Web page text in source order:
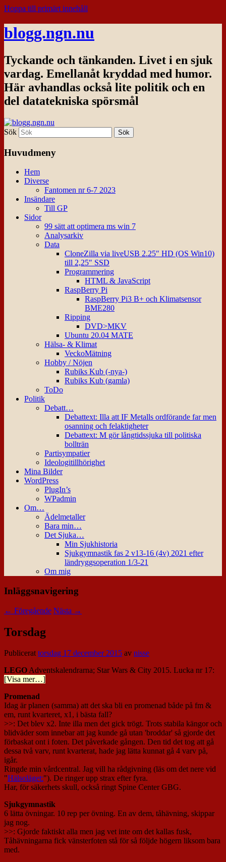
Hoppa till primärt innehåll
blogg.ngn.nu
Tyckande och tänkanden. Livet i en sjuk
vardag. Emellanåt kryddad med humor.
Här avhandlas också lite politik och en
del datatekniska spörsmål
Sök
Huvudmeny
Hem
Diverse
Fantomen nr 6-7 2023
Insändare
Till GP
Sidor
99 sätt att optimera ms win 7
Analysarkiv
Data
CloneZilla via liveUSB 2.25″ HD (OS Win10)
till 2,25″ SSD
Programmering
HTML & JavaScript
RaspBerry Pi
RaspBerry Pi3 B+ och Klimatsensor
BME280
Ripping
DVD>MKV
Ubuntu 20.04 MATE
Hälsa- & Klimat
VeckoMätning
Hobby / Nöjen
Rubiks Kub (-nya-)
Rubiks Kub (gamla)
ToDo
Politik
Debatt…
Debattext: Illa att IF Metalls ordförande far men
osanning och felaktigheter
Debattext: M gör långtidssjuka till politiska
bollträn
Partisympatier
Ideologitillhörighet
Mina Bilder
WordPress
PlugIn’s
WPadmin
Om…
Ädelmetaller
Bara min…
Det Sjuka…
Min Sjukhistoria
Sjukgymnastik fas 2 v13-16 (4v) 2021 efter
ländryggsoperation 1/3-21
Om mig
Inläggsnavigering
← Föregående Nästa →
Torsdag
Publicerattorsdag 17 december 2015 av nisse
LEGOAdventskalendrarna; Star Wars & City 2015. Lucka nr 17:
[Visa mer…]
Promenad
Idag är planen (samma) att det ska bli en promenad både på fm &
em, runt kvarteret, x1, i bästa fall?
>>: Det blev x2. Inte illa men det gick trögt. Trots stabila kängor och
blidväder som innebar att jag kunde gå utan 'broddar' så gjorde det
förbaskat ont i foten. Det påverkade gången. Den tid det tog att gå
dessa två varv, runt kvarterat, hade jag lätta kunnat gå 4 varv på,
igår.
Ringde min vårdcentral. Jag vill ha rådgivning (läs om det nere vid
"Hälsoläget:"). De ringer upp strax efter fyra.
Har, för säkerhets skull, också ringt Spine Center GBG.
Sjukgymnastik
6 lätta övningar. 10 rep per övning. En av dem, tåhävning, skippar
jag nog.
>>: Gjorde faktiskt alla men jag vet inte om det kallas fusk,
Tåhävningarna fick vänsterfoten stå för så följde högern liksom bara
med.